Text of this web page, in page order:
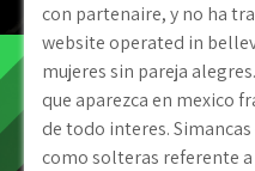
con partenaire, y no ha
website operated in
mujeres sin pareja
que aparezca en mexico
de todo interes.
como solteras referente